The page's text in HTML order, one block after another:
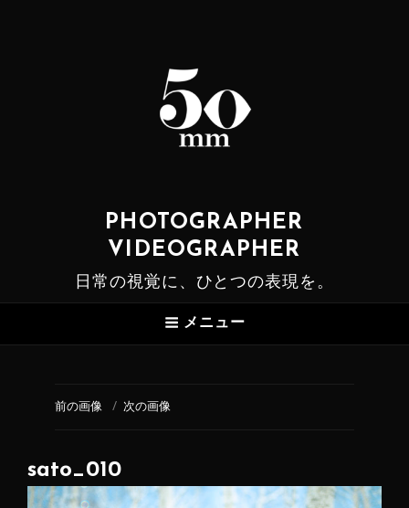
PHOTOGRAPHER
VIDEOGRAPHER
日常の視覚に、ひとつの表現を。
メニュー
前の画像 次の画像
sato_010